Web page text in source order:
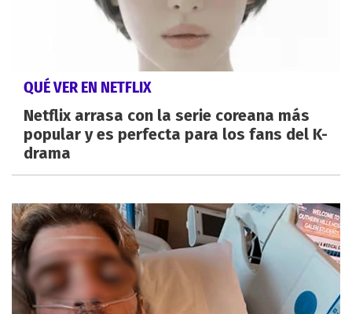
QUÉ VER EN NETFLIX
Netflix arrasa con la serie coreana más
popular y es perfecta para los fans del K-
drama